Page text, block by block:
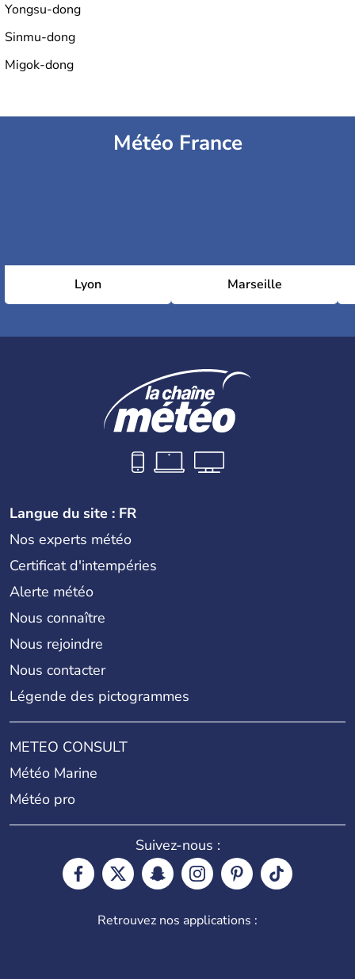
Yongsu-dong
Sinmu-dong
Migok-dong
Météo France
Lyon Marseille
Langue du site : FR
Nos experts météo
Certificat d'intempéries
Alerte météo
Nous connaître
Nous rejoindre
Nous contacter
Légende des pictogrammes
METEO CONSULT
Météo Marine
Météo pro
Suivez-nous :
Retrouvez nos applications :